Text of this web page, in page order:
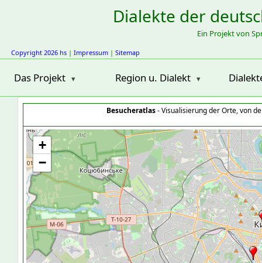
Dialekte der
Ein Projekt von
Copyright 2026 hs | Impressum | Sitemap
Das Projekt Region u. Dialekt
Besucheratlas- Visualisierung der Orte, von
+
−